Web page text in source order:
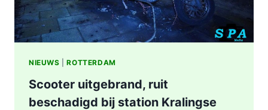
NIEUWS |ROTTERDAM
Scooter uitgebrand, ruit
beschadigd bij station Kralingse